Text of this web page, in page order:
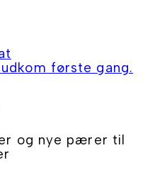
første gang.
og nye pærer til